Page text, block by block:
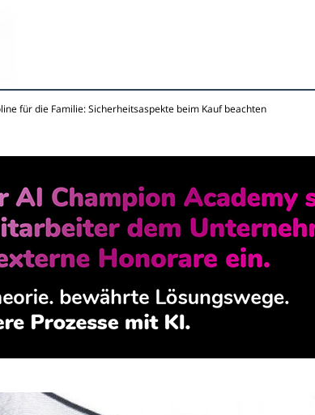
für die Familie: Sicherheitsaspekte beim Kauf beachten